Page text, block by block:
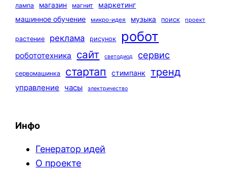
лампа
магазин магнит
маркетинг
машинное обучение
микро-идея музыка поиск проект
растение реклама рисунок робот
робототехника сайт светодиод сервис
сервомашинка стартап стимпанк тренд
управление часы электричество
Инфо
Генератор идей
О проекте